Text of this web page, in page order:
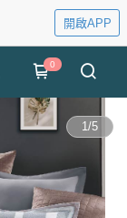
開啟APP
0
1/5